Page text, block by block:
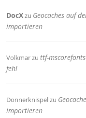
DocXzu Geocaches auf
importieren
Volkmarzuttf-
fehl
Donnerknispelzu
importieren